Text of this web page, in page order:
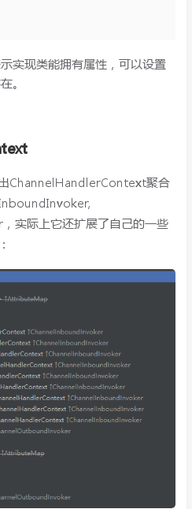
实现类能拥有属性，可以设置
。
ChannelHandlerContext聚合
实际上它还扩展了自己的一些